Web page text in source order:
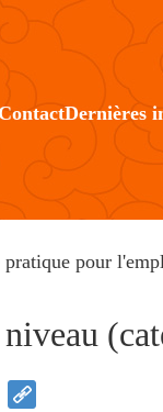
Dernières
pratique pour